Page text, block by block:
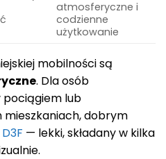
atmosferyczne i
codzienne
użytkowanie
mobilności są
. Dla osób
pociągiem lub
mieszkaniach, dobrym
— lekki, składany w kilka